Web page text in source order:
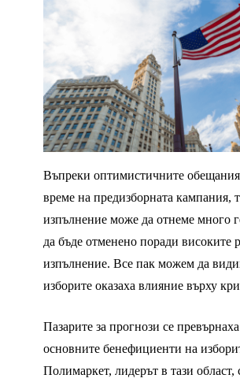
Въпреки оптимистичните
време на предизборната кампания,
изпълнение може да отнеме много
да бъде отменено поради високите
изпълнение. Все пак можем да
изборите оказаха влияние върху
Пазарите за прогнози се
основните бенефициенти на
Полимаркет, лидерът в тази област,